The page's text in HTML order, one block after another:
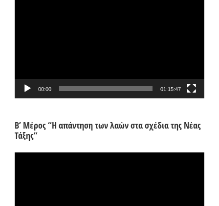
00:00 01:15:47
Β’ Μέρος “Η απάντηση των λαών στα σχέδια της Νέας
Τάξης”